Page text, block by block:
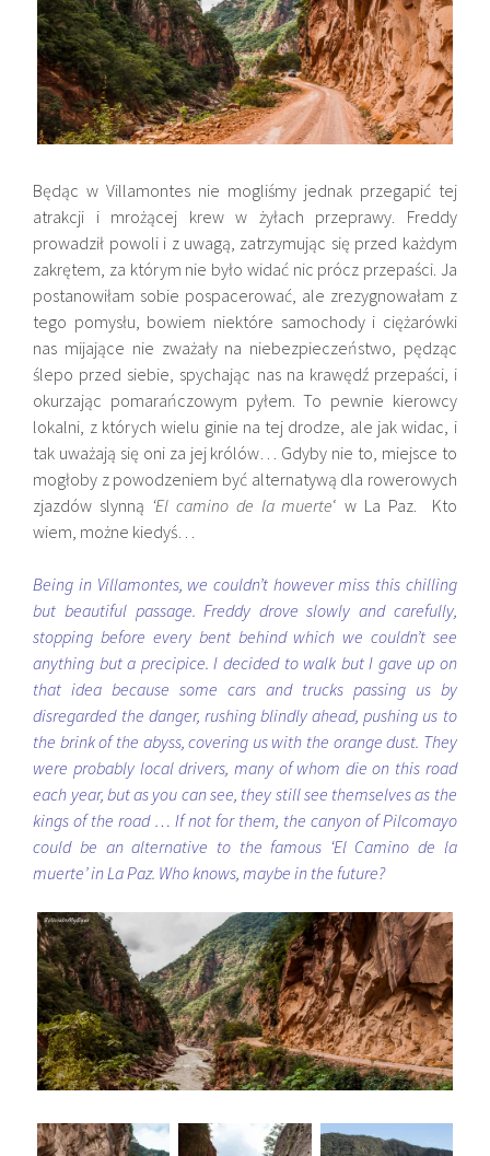
Będąc w Villamontes nie mogliśmy jednak przegapić tej
atrakcji i mrożącej krew w żyłach przeprawy. Freddy
prowadził powoli i z uwagą, zatrzymując się przed każdym
zakrętem, za którym nie było widać nic prócz przepaści. Ja
postanowiłam sobie pospacerować, ale zrezygnowałam z
tego pomysłu, bowiem niektóre samochody i ciężarówki
nas mijające nie zważały na niebezpieczeństwo, pędząc
ślepo przed siebie, spychając nas na krawędź przepaści, i
okurzając pomarańczowym pyłem. To pewnie kierowcy
lokalni, z których wielu ginie na tej drodze, ale jak widac, i
tak uważają się oni za jej królów… Gdyby nie to, miejsce to
mogłoby z powodzeniem być alternatywą dla rowerowych
zjazdów slynną ‘El camino de la muerte‘ w La Paz. Kto
wiem, możne kiedyś…
Being in Villamontes, we couldn’t however miss this chilling
but beautiful passage. Freddy drove slowly and carefully,
stopping before every bent behind which we couldn’t see
anything but a precipice. I decided to walk but I gave up on
that idea because some cars and trucks passing us by
disregarded the danger, rushing blindly ahead, pushing us to
the brink of the abyss, covering us with the orange dust. They
were probably local drivers, many of whom die on this road
each year, but as you can see, they still see themselves as the
kings of the road … If not for them, the canyon of Pilcomayo
could be an alternative to the famous ‘El Camino de la
muerte’ in La Paz. Who knows, maybe in the future?